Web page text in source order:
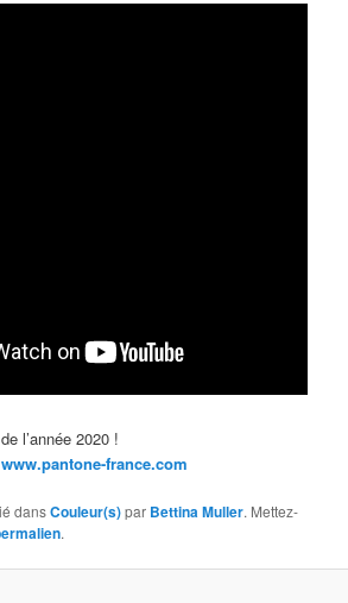
l’année 2020 !
www.pantone-france.com
dansCouleur(s)par Bettina Muller. Mettez-
.